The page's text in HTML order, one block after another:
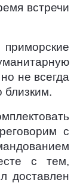
встречи
не всегда
близким.
с
с тем,
доставлен